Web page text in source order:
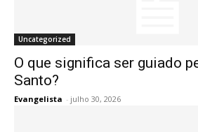
Uncategorized
O que significa ser guiado
Santo?
Evangelista - julho 30, 2026